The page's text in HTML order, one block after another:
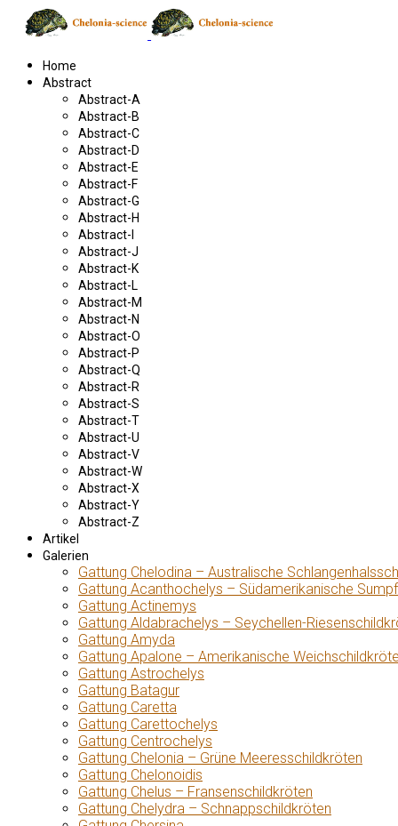
Home
Abstract
Abstract-A
Abstract-B
Abstract-C
Abstract-D
Abstract-E
Abstract-F
Abstract-G
Abstract-H
Abstract-I
Abstract-J
Abstract-K
Abstract-L
Abstract-M
Abstract-N
Abstract-O
Abstract-P
Abstract-Q
Abstract-R
Abstract-S
Abstract-T
Abstract-U
Abstract-V
Abstract-W
Abstract-X
Abstract-Y
Abstract-Z
Artikel
Galerien
Gattung Chelodina – Australische
Gattung Acanthochelys – Südamerikanische
Gattung Actinemys
Gattung Aldabrachelys – Seychellen-
Gattung Amyda
Gattung Apalone – Amerikanische
Gattung Astrochelys
Gattung Batagur
Gattung Caretta
Gattung Carettochelys
Gattung Centrochelys
Gattung Chelonia – Grüne Meeresschildkröten
Gattung Chelonoidis
Gattung Chelus – Fransenschildkröten
Gattung Chelydra – Schnappschildkröten